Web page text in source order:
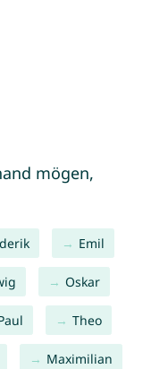
mögen,
Emil
Oskar
Theo
Maximilian